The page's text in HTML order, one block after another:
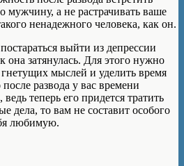
мужчину, а не растрачивать ваше
ненадежного человека, как он.
выйти из депрессии
она затянулась. Для этого нужно
мыслей и уделить время
развода у вас времени
теперь его придется тратить
дела, то вам не составит особого
любимую.